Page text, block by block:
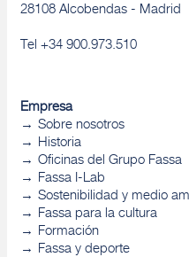
28108 Alcobendas - Madrid
Tel +34 900.973.510
Empresa
Sobre nosotros
Historia
Oficinas del Grupo Fassa
Fassa I-Lab
Sostenibilidad y medio
Fassa para la cultura
Formación
Fassa y deporte